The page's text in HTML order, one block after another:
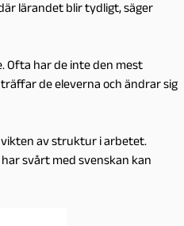
lärandet blir tydligt, säger
Ofta har de inte den mest
de eleverna och ändrar sig
vikten av struktur i arbetet.
svårt med svenskan kan